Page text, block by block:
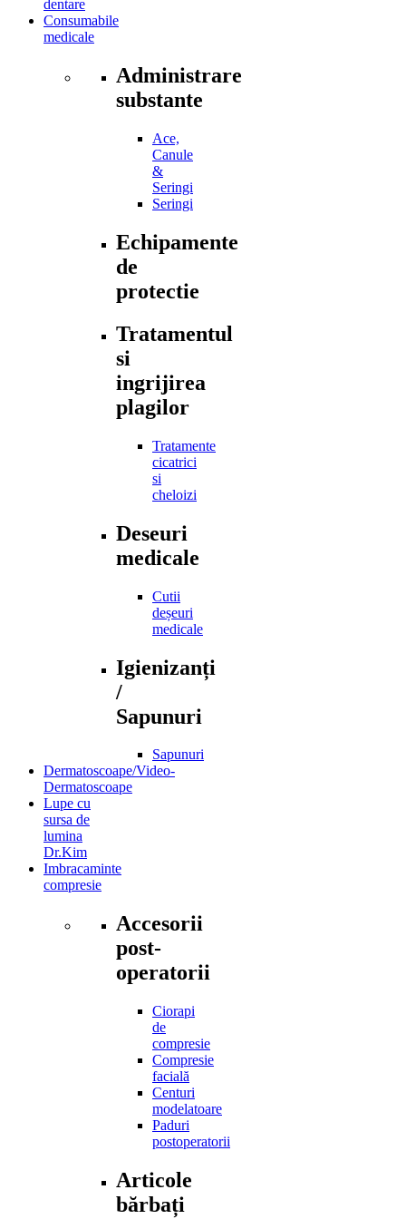
dentare
Consumabile
medicale
Administrare
substante
Ace,
Canule
&
Seringi
Seringi
Echipamente
de
protectie
Tratamentul
si
ingrijirea
plagilor
Tratamente
cicatrici
si
cheloizi
Deseuri
medicale
Cutii
deșeuri
medicale
Igienizanți
/
Sapunuri
Sapunuri
Dermatoscoape/Video-
Dermatoscoape
Lupe cu
sursa de
lumina
Dr.Kim
Imbracaminte
compresie
Accesorii
post-
operatorii
Ciorapi
de
compresie
Compresie
facială
Centuri
modelatoare
Paduri
postoperatorii
Articole
bărbați